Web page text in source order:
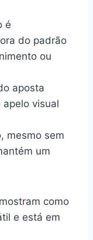
é
do padrão
ou
aposta
visual
mesmo sem
um
como
e está em